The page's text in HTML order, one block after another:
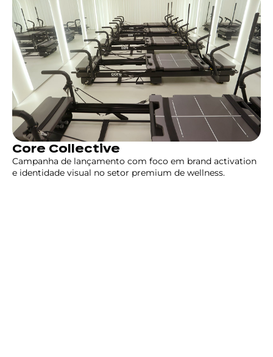
Core Collective
Campanha de lançamento com foco em brand activation
e identidade visual no setor premium de wellness.